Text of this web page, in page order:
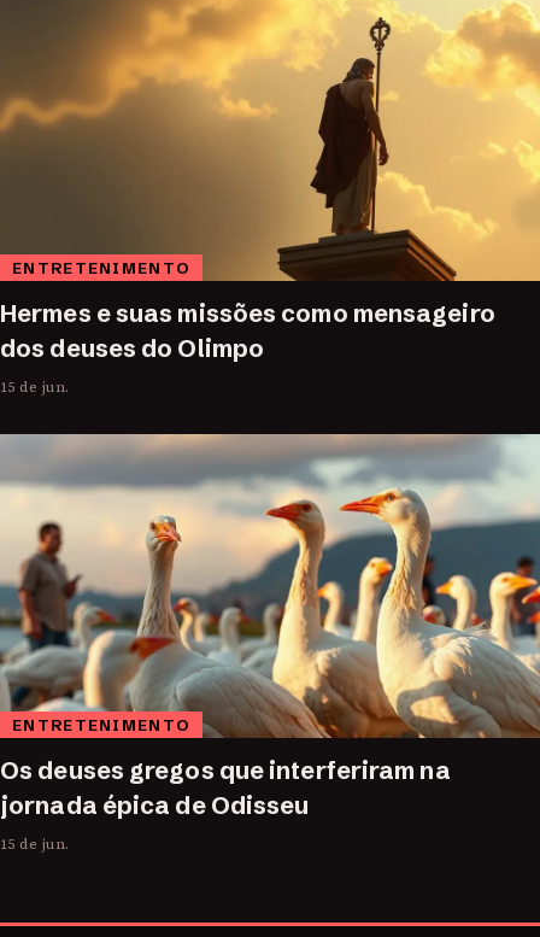
ENTRETENIMENTO
Hermes e suas missões como mensageiro
dos deuses do Olimpo
15 de jun.
ENTRETENIMENTO
Os deuses gregos que interferiram na
jornada épica de Odisseu
15 de jun.